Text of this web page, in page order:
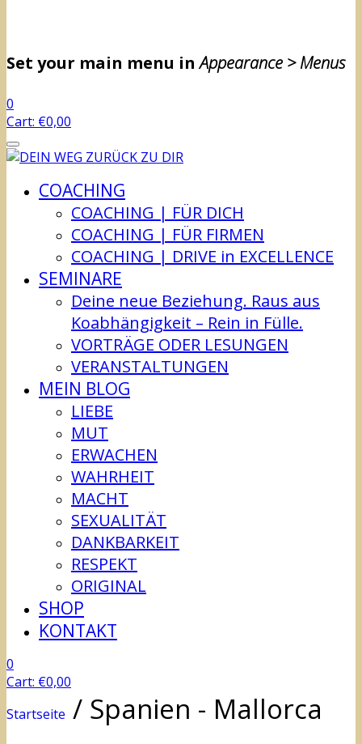
Set your main menu inAppearance > Menus
0
Cart: €0,00
COACHING
COACHING | FÜR DICH
COACHING | FÜR FIRMEN
COACHING | DRIVE in EXCELLENCE
SEMINARE
Deine neue Beziehung. Raus aus
Koabhängigkeit – Rein in Fülle.
VORTRÄGE ODER LESUNGEN
VERANSTALTUNGEN
MEIN BLOG
LIEBE
MUT
ERWACHEN
WAHRHEIT
MACHT
SEXUALITÄT
DANKBARKEIT
RESPEKT
ORIGINAL
SHOP
KONTAKT
0
Cart: €0,00
Startseite / Spanien - Mallorca